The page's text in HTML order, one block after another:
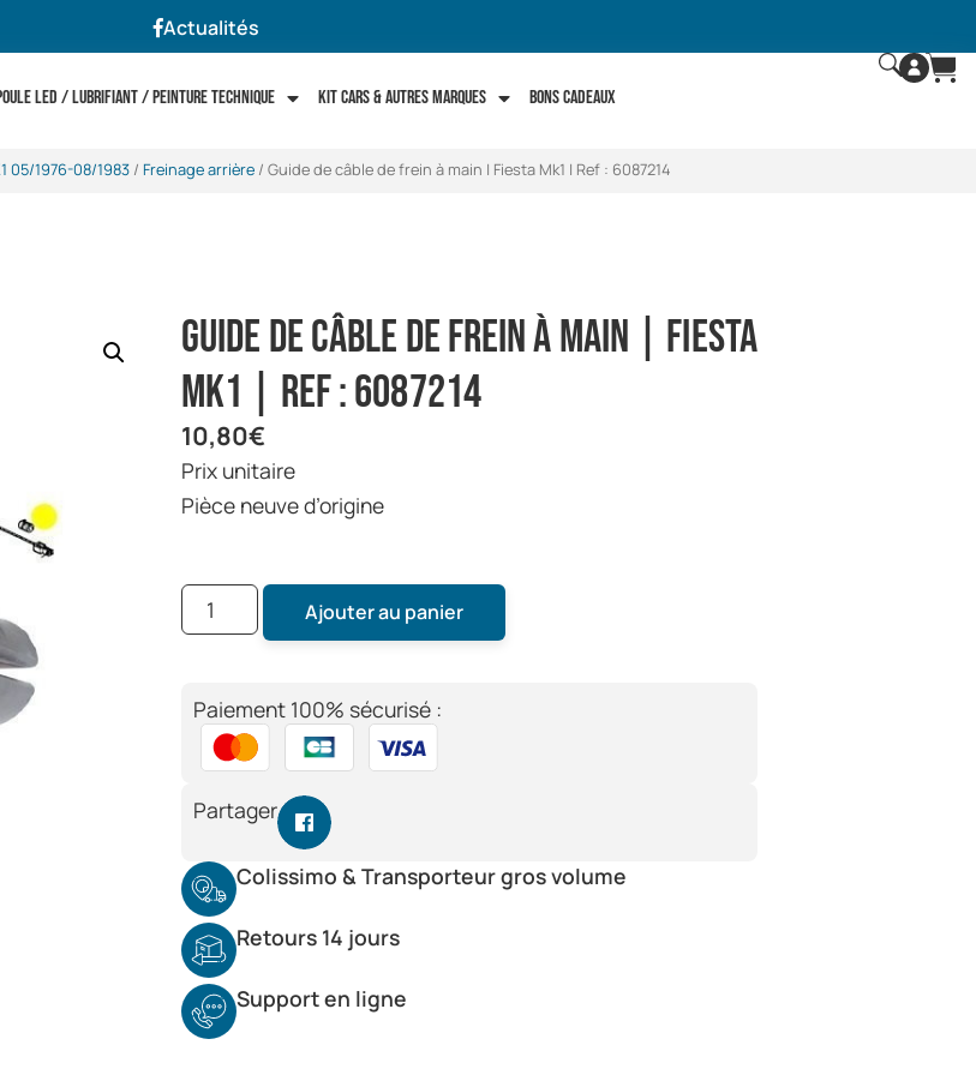
Actualités
LED / Lubrifiant / Peinture technique Kit cars & autres marques Bons Cadeaux
05/1976-08/1983 / Freinage arrière / Guide de câble de frein à main | Fiesta Mk1 | Ref : 6087214
Guide de câble de frein à main | Fiesta
Mk1 | Ref : 6087214
10,80€
Prix unitaire
Pièce neuve d’origine
Ajouter au panier
Paiement 100% sécurisé :
Partager
Colissimo & Transporteur gros volume
Retours 14 jours
Support en ligne